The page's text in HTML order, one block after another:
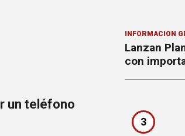
un teléfono
INFORMACION
Lanzan
con
3